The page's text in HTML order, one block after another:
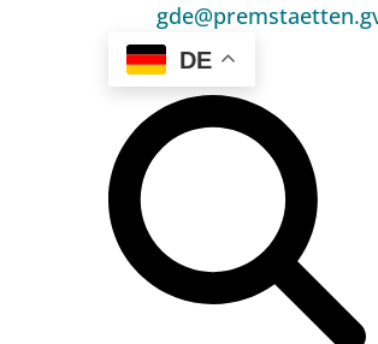
DE
& Kultur
& Schule
& Senior:innen
& Soziales
Wirtschaft
Kontakt